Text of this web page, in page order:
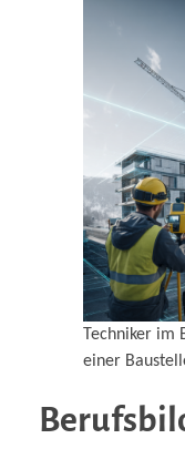
Techniker im
einer